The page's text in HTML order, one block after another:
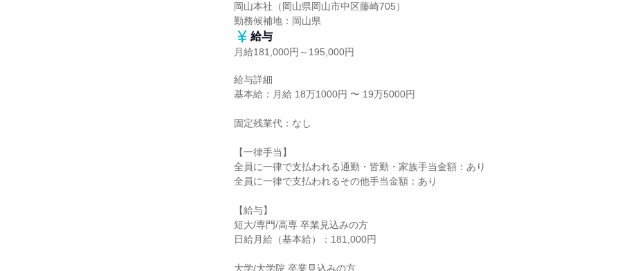
岡山本社（岡山県岡山市中区藤崎705）
勤務候補地：岡山県
給与
月給181,000円～195,000円
給与詳細
基本給：月給 18万1000円 〜 19万5000円
固定残業代：なし
【一律手当】
全員に一律で支払われる通勤・皆勤・家族手当金額：あり
全員に一律で支払われるその他手当金額：あり
【給与】
短大/専門/高専 卒業見込みの方
日給月給（基本給）：181,000円
大学/大学院 卒業見込みの方